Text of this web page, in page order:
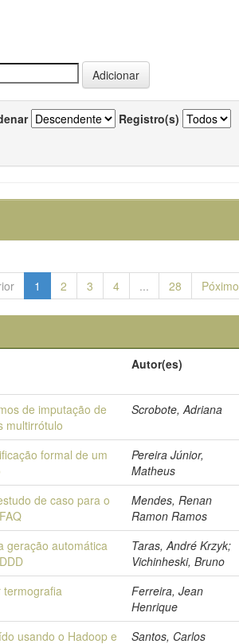
Registro(s)
1 2 3 4 ... 28 Póximo
Autor(es)
de imputação de
multirrótulo
Scrobote, Adriana
formal de um
Pereira Júnior,
Matheus
de caso para o
Mendes, Renan
Ramon Ramos
geração automática
Taras, André Krzyk;
Vichinheski, Bruno
termografia
Ferreira, Jean
Henrique
usando o Hadoop e Santos, Carlos